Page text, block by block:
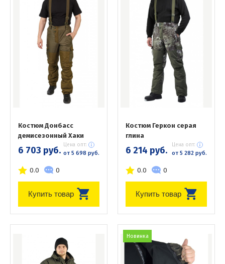
Костюм Донбасс
демисезонный Хаки
6 703 руб. Цена опт:
от 5 698 руб.
0.0 0
Купить товар
Костюм Геркон серая
глина
6 214 руб. Цена опт:
от 5 282 руб.
0.0 0
Купить товар
Новинка